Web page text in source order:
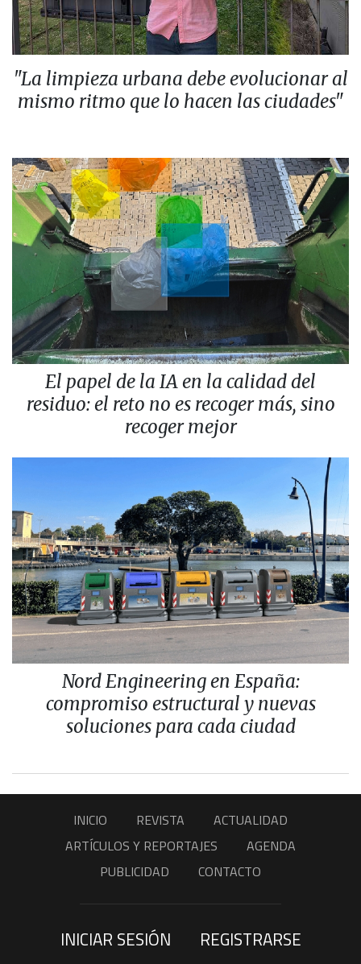
"La limpieza urbana debe evolucionar al
mismo ritmo que lo hacen las ciudades"
El papel de la IA en la calidad del
residuo: el reto no es recoger más, sino
recoger mejor
Nord Engineering en España:
compromiso estructural y nuevas
soluciones para cada ciudad
INICIO REVISTA
ACTUALIDAD
ARTÍCULOS Y REPORTAJES
AGENDA
PUBLICIDAD
CONTACTO
INICIAR SESIÓN
REGISTRARSE